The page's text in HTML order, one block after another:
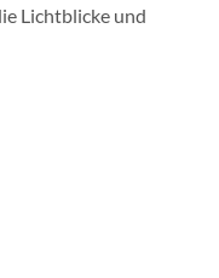
Lichtblicke und